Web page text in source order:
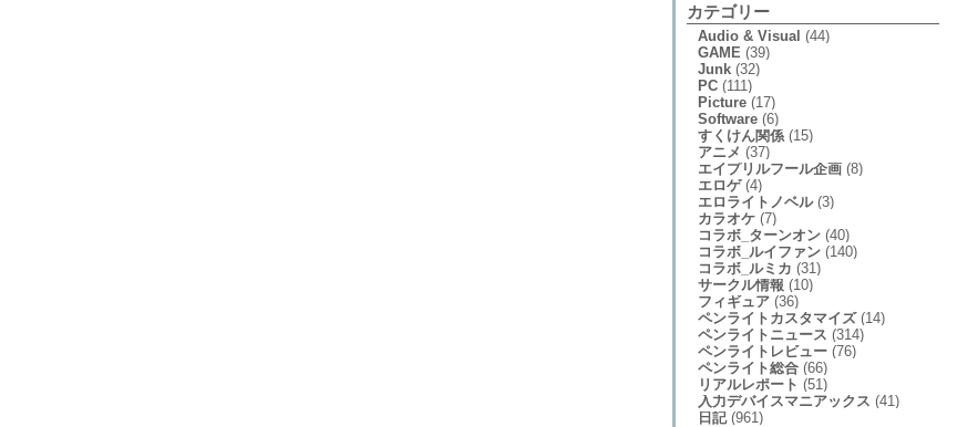
カテゴリー
Audio & Visual (44)
GAME (39)
Junk(32)
PC(111)
Picture(17)
Software(6)
すくけん関係(15)
アニメ (37)
エイプリルフール企画(8)
エロゲ(4)
エロライトノベル(3)
カラオケ(7)
コラボ_ターンオン(40)
コラボ_ルイファン(140)
コラボ_ルミカ (31)
サークル情報 (10)
フィギュア(36)
ペンライトカスタマイズ(14)
ペンライトニュース (314)
ペンライトレビュー(76)
ペンライト総合(66)
リアルレポート (51)
入力デバイスマニアックス (41)
日記(961)